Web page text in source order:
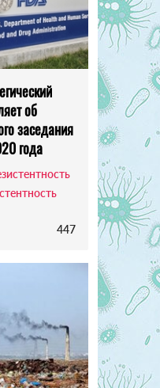
об
заседания
года
447